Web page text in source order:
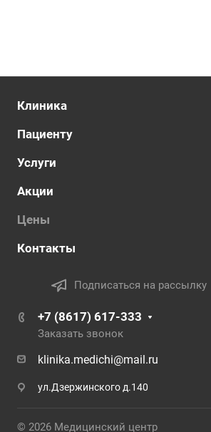
Клиника
Пациенту
Услуги
Акции
Цены
Контакты
Подписаться на рассылку
+7 (8617) 617-333
Заказать звонок
klinika.medichi@mail.ru
ул.Дзержинского д.140
© 2026 Медицинский центр